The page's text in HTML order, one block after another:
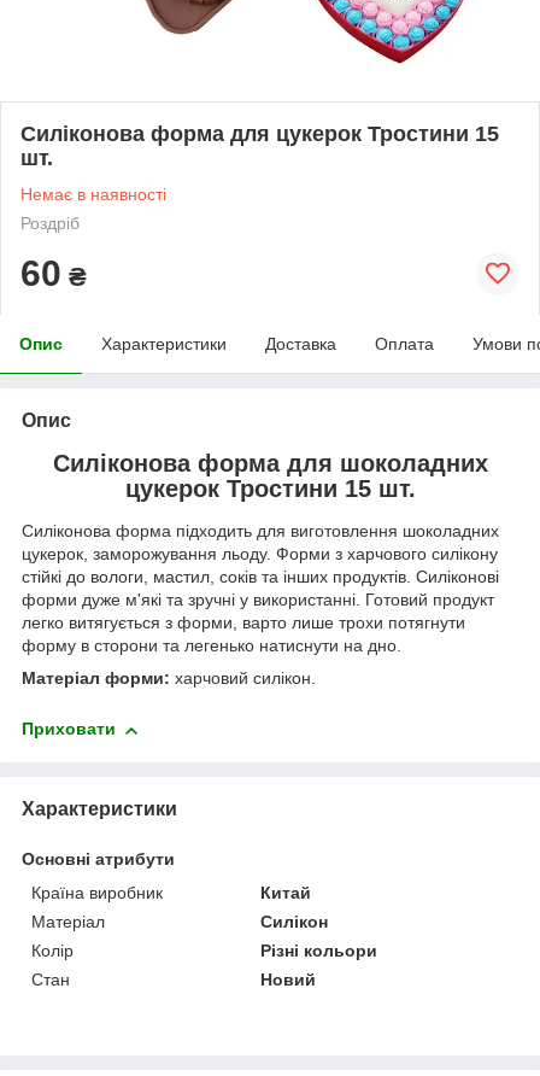
Силіконова форма для цукерок Тростини 15
шт.
Немає в наявності
Роздріб
60 ₴
Опис Характеристики Доставка Оплата Умови
Опис
Силіконова форма для шоколадних
цукерок Тростини 15 шт.
Силіконова форма підходить для виготовлення шоколадних
цукерок, заморожування льоду. Форми з харчового силікону
стійкі до вологи, мастил, соків та інших продуктів. Силіконові
форми дуже м'які та зручні у використанні. Готовий продукт
легко витягується з форми, варто лише трохи потягнути
форму в сторони та легенько натиснути на дно.
Матеріал форми: харчовий силікон.
Приховати
Характеристики
Основні атрибути
Країна виробник
Китай
Матеріал
Силікон
Колір
Різні кольори
Стан
Новий